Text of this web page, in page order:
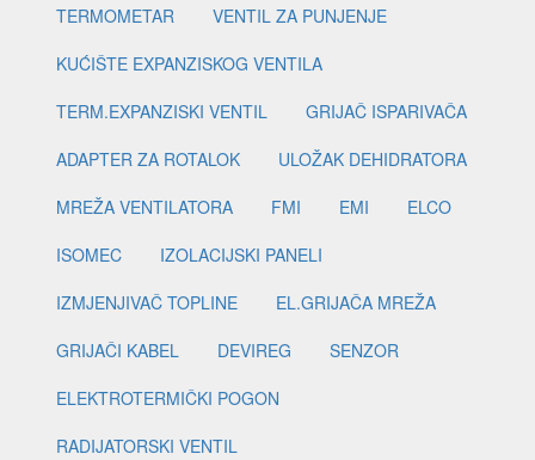
TERMOMETAR
VENTIL ZA PUNJENJE
KUĆIŠTE EXPANZISKOG VENTILA
TERM.EXPANZISKI VENTIL
GRIJAČ ISPARIVAČA
ADAPTER ZA ROTALOK
ULOŽAK DEHIDRATORA
MREŽA VENTILATORA
FMI EMI
ELCO
ISOMEC
IZOLACIJSKI PANELI
IZMJENJIVAČ TOPLINE
EL.GRIJAČA MREŽA
GRIJAČI KABEL
DEVIREG
SENZOR
ELEKTROTERMIČKI POGON
RADIJATORSKI VENTIL